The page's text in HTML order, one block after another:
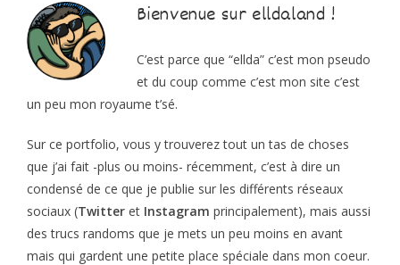
Bienvenue sur elldaland !
C’est parce que “ellda” c’est mon pseudo
et du coup comme c’est mon site c’est
un peu mon royaume t’sé.
Sur ce portfolio, vous y trouverez tout un tas de choses
que j’ai fait -plus ou moins- récemment, c’est à dire un
condensé de ce que je publie sur les différents réseaux
sociaux (Twitter et Instagram principalement), mais aussi
des trucs randoms que je mets un peu moins en avant
mais qui gardent une petite place spéciale dans mon coeur.